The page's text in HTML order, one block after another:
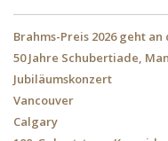
Brahms-Preis 2026 geht
50 Jahre Schubertiade,
Jubiläumskonzert
Vancouver
Calgary